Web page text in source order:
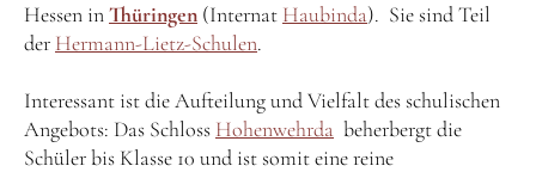
Hessen inThüringen (Internat Haubinda). Sie sind Teil
der Hermann-Lietz-Schulen.
Interessant ist die Aufteilung und Vielfalt des schulischen
Angebots: Das Schloss Hohenwehrda beherbergt die
Schüler bis Klasse 10 und ist somit eine reine